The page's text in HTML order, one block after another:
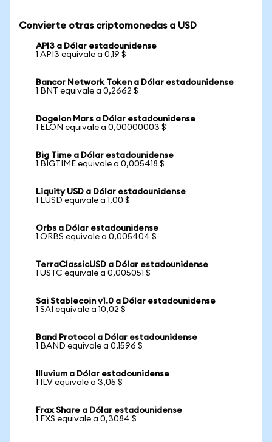
Convierte otras criptomonedas a USD
API3 a Dólar estadounidense
1 API3 equivale a 0,19 $
Bancor Network Token a Dólar estadounidense
1 BNT equivale a 0,2662 $
Dogelon Mars a Dólar estadounidense
1 ELON equivale a 0,00000003 $
Big Time a Dólar estadounidense
1 BIGTIME equivale a 0,005418 $
Liquity USD a Dólar estadounidense
1 LUSD equivale a 1,00 $
Orbs a Dólar estadounidense
1 ORBS equivale a 0,005404 $
TerraClassicUSD a Dólar estadounidense
1 USTC equivale a 0,005051 $
Sai Stablecoin v1.0 a Dólar estadounidense
1 SAI equivale a 10,02 $
Band Protocol a Dólar estadounidense
1 BAND equivale a 0,1596 $
Illuvium a Dólar estadounidense
1 ILV equivale a 3,05 $
Frax Share a Dólar estadounidense
1 FXS equivale a 0,3084 $